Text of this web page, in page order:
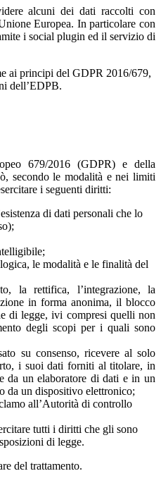
alcuni dei dati raccolti con
Europea. In particolare con
i social plugin ed il servizio di
ai principi del GDPR 2016/679,
dell’EDPB.
679/2016 (GDPR) e della
secondo le modalità e nei limiti
i seguenti diritti:
di dati personali che lo
le modalità e le finalità del
la rettifica, l’integrazione, la
in forma anonima, il blocco
di legge, ivi compresi quelli non
degli scopi per i quali sono
su consenso, ricevere al solo
i suoi dati forniti al titolare, in
da un elaboratore di dati e in un
da un dispositivo elettronico;
all’Autorità di controllo
tutti i diritti che gli sono
di legge.
del trattamento.